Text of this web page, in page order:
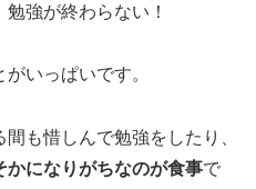
強が終わらない！
いっぱいです。
も惜しんで勉強をしたり、
かになりがちなのが食事で